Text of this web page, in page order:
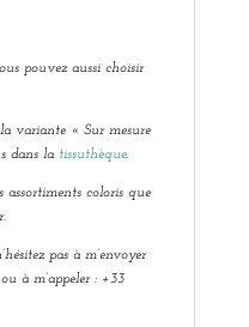
pouvez aussi choisir
variante « Sur mesure
dans la tissuthèque.
assortiments coloris que
pas à m’envoyer
à m’appeler : +33